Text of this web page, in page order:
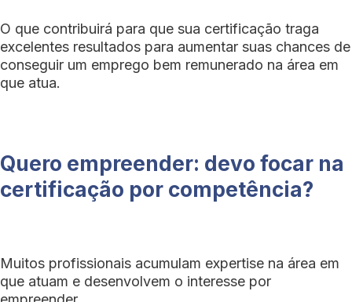
O que contribuirá para que sua certificação traga
excelentes resultados para aumentar suas chances de
conseguir um emprego bem remunerado na área em
que atua.
Quero empreender: devo focar na
certificação por competência?
Muitos profissionais acumulam expertise na área em
que atuam e desenvolvem o interesse por